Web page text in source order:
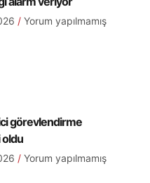
Yorum yapılmamış
görevlendirme
oldu
Yorum yapılmamış